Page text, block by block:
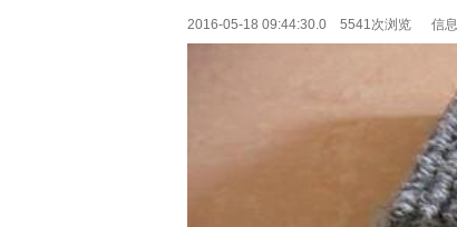
2016-05-18 09:44:30.0 5541次浏览 信息